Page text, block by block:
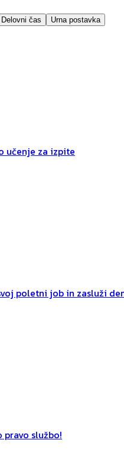
Delovni čas Urna postavka
učenje za izpite
poletni job in zasluži
pravo službo!